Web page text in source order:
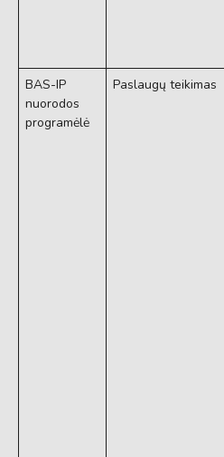
BAS-IP
nuorodos
programėlė
Paslaugų teikimas